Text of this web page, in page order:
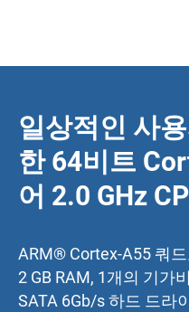
일상적인 사
한 64비트
어 2.0 GHz
ARM® Cortex-A55 쿼
2 GB RAM, 1개의 기가
SATA 6Gb/s 하드 드라